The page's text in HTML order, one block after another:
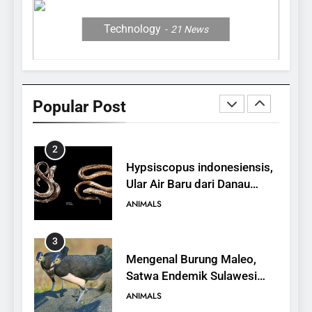
Technology 21 News
Popular Post
Berhidung Ajaib
ANIMALS
Ular Air Baru dari Danau
3
Mengenal Burung Maleo,
Satwa Endemik Sulawesi
yang Terancam Punah
ANIMALS
4
Mengenal Hewan Musang,
Karakteristik, Jenis, dan
Peran dalam Ekosistem
ANIMALS